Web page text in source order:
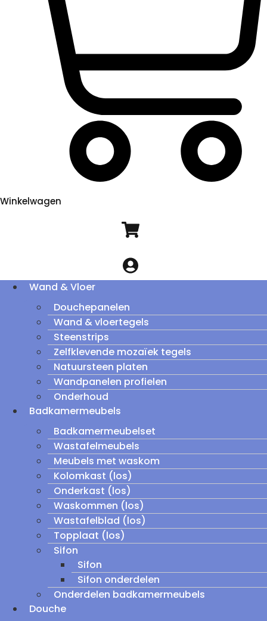
Winkelwagen
Wand & Vloer
Douchepanelen
Wand & vloertegels
Steenstrips
Zelfklevende mozaïek tegels
Natuursteen platen
Wandpanelen profielen
Onderhoud
Badkamermeubels
Badkamermeubelset
Wastafelmeubels
Meubels met waskom
Kolomkast (los)
Onderkast (los)
Waskommen (los)
Wastafelblad (los)
Topplaat (los)
Sifon
Sifon
Sifon onderdelen
Onderdelen badkamermeubels
Douche